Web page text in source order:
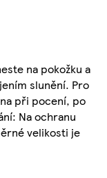
na pokožku a
slunění. Pro
při pocení, po
Na ochranu
velikosti je